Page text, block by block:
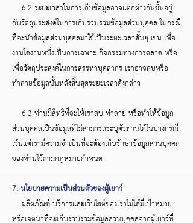
6.2 ระยะเวลาในการเก็บข้อมูลอาจแตกต่างกันขึ้นอยู่
กับวัตถุประสงค์ในการเก็บรวบรวมข้อมูลส่วนบุคคล ในกรณี
ที่จะนำข้อมูลส่วนบุคคลมาใช้เป็นระยะเวลาสั้นๆ เช่น เพื่อ
งานใดงานหนึ่งเป็นการเฉพาะ กิจกรรมทางการตลาด หรือ
เพื่อวัตถุประสงค์ในการสรรหาบุคลากร เราอาจลบหรือ
ทำลายข้อมูลนั้นหลังสิ้นสุดระยะเวลาดังกล่าว
6.3 ท่านมีสิทธิที่จะให้เราลบ ทำลาย หรือทำให้ข้อมูล
ส่วนบุคคลเป็นข้อมูลที่ไม่สามารถระบุตัวท่านได้ในบางกรณี
เว้นแต่เรามีความจำเป็นที่จะต้องเก็บรักษาข้อมูลส่วนบุคคล
ของท่านไว้ตามกฎหมายกำหนด
7. นโยบายความเป็นส่วนตัวของผู้เยาว์
ผลิตภัณฑ์ บริการและเว็บไซต์ของเราไม่ได้มีเป้าหมาย
หรือเจตนาที่จะเก็บรวบรวมข้อมูลส่วนบุคคลจากผู้เยาว์ที่